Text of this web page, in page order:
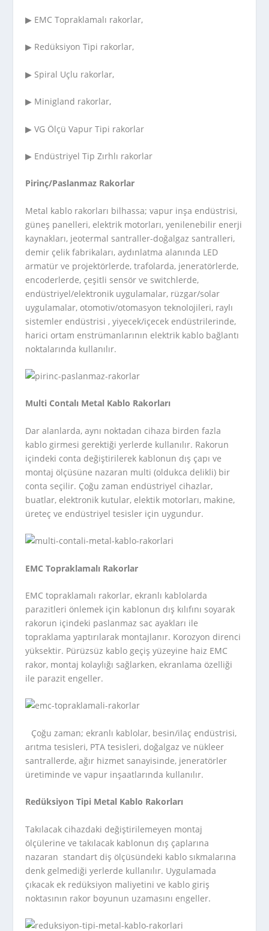
▶ EMC Topraklamalı rakorlar,
▶ Redüksiyon Tipi rakorlar,
▶ Spiral Uçlu rakorlar,
▶ Minigland rakorlar,
▶ VG Ölçü Vapur Tipi rakorlar
▶ Endüstriyel Tip Zırhlı rakorlar
Pirinç/Paslanmaz Rakorlar
Metal kablo rakorları bilhassa; vapur inşa endüstrisi,
güneş panelleri, elektrik motorları, yenilenebilir enerji
kaynakları, jeotermal santraller-doğalgaz santralleri,
demir çelik fabrikaları, aydınlatma alanında LED
armatür ve projektörlerde, trafolarda, jeneratörlerde,
encoderlerde, çeşitli sensör ve switchlerde,
endüstriyel/elektronik uygulamalar, rüzgar/solar
uygulamalar, otomotiv/otomasyon teknolojileri, raylı
sistemler endüstrisi , yiyecek/içecek endüstrilerinde,
harici ortam enstrümanlarının elektrik kablo bağlantı
noktalarında kullanılır.
Multi Contalı Metal Kablo Rakorları
Dar alanlarda, aynı noktadan cihaza birden fazla
kablo girmesi gerektiği yerlerde kullanılır. Rakorun
içindeki conta değiştirilerek kablonun dış çapı ve
montaj ölçüsüne nazaran multi (oldukca delikli) bir
conta seçilir. Çoğu zaman endüstriyel cihazlar,
buatlar, elektronik kutular, elektik motorları, makine,
üreteç ve endüstriyel tesisler için uygundur.
EMC Topraklamalı Rakorlar
EMC topraklamalı rakorlar, ekranlı kablolarda
parazitleri önlemek için kablonun dış kılıfını soyarak
rakorun içindeki paslanmaz sac ayakları ile
topraklama yaptırılarak montajlanır. Korozyon direnci
yüksektir. Pürüzsüz kablo geçiş yüzeyine haiz EMC
rakor, montaj kolaylığı sağlarken, ekranlama özelliği
ile parazit engeller.
Çoğu zaman; ekranlı kablolar, besin/ilaç endüstrisi,
arıtma tesisleri, PTA tesisleri, doğalgaz ve nükleer
santrallerde, ağır hizmet sanayisinde, jeneratörler
üretiminde ve vapur inşaatlarında kullanılır.
Redüksiyon Tipi Metal Kablo Rakorları
Takılacak cihazdaki değiştirilemeyen montaj
ölçülerine ve takılacak kablonun dış çaplarına
nazaran standart diş ölçüsündeki kablo sıkmalarına
denk gelmediği yerlerde kullanılır. Uygulamada
çıkacak ek redüksiyon maliyetini ve kablo giriş
noktasının rakor boyunun uzamasını engeller.